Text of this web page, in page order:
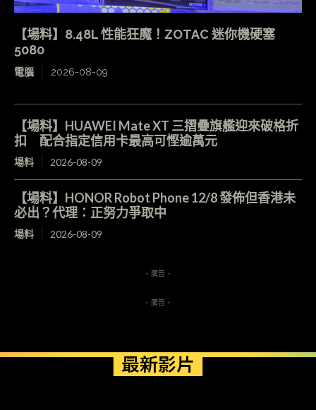
【場料】8.48L 性能狂魔！ZOTAC 迷你機硬塞
5080
電腦 2026-08-09
【場料】HUAWEI Mate XT 三摺疊旗艦迎來破格折
扣 配合指定信用卡最高可慳逾萬元
場料 2026-08-09
【場料】HONOR Robot Phone 12/8 發佈但香港未
必出？代理：正努力爭取中
場料 2026-08-09
- 廣告 -
- 廣告 -
最新影片